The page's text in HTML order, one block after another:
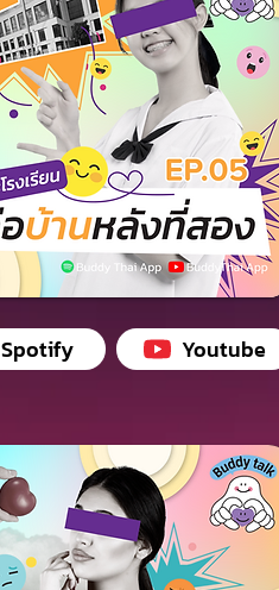
Spotify Youtube